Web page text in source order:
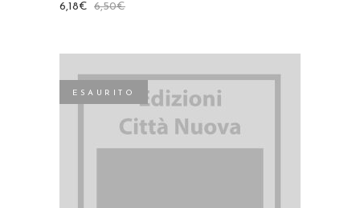
6,50€
6,18€
ESAURITO